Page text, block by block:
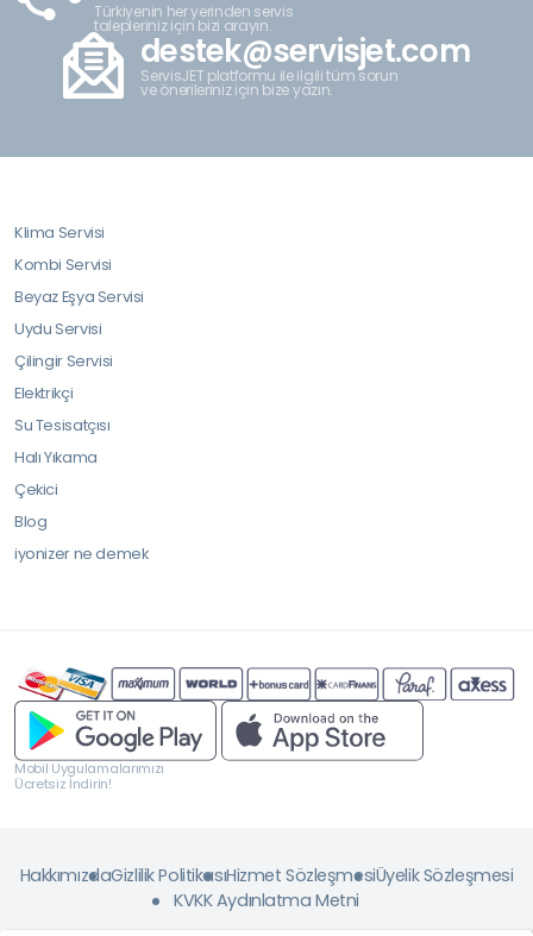
Türkiyenin her yerinden servis
talepleriniz için bizi arayın.
destek@servisjet.com
ServisJET platformu ile ilgili tüm sorun
ve önerileriniz için bize yazın.
Klima Servisi
Kombi Servisi
Beyaz Eşya Servisi
Uydu Servisi
Çilingir Servisi
Elektrikçi
Su Tesisatçısı
Halı Yıkama
Çekici
Blog
iyonizer ne demek
Mobil Uygulamalarımızı
Ücretsiz İndirin!
HakkımızdaGizlilik PolitikasıHizmet SözleşmesiÜyelik Sözleşmesi
KVKK Aydınlatma Metni